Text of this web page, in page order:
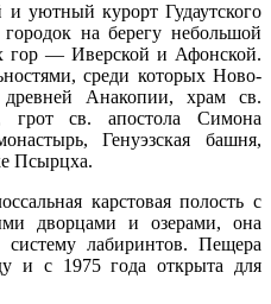
уютный курорт Гудаутского
на берегу небольшой
гор — Иверской и Афонской.
среди которых Ново-
Анакопии, храм св.
грот св. апостола Симона
Генуэзская башня,
Псырцха.
карстовая полость с
дворцами и озерами, она
систему лабиринтов. Пещера
и с 1975 года открыта для